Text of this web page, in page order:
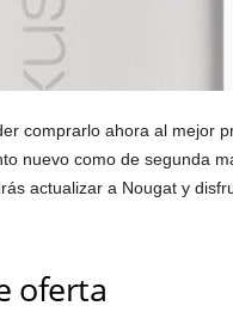
comprarlo ahora al mejor
nuevo como de segunda
actualizar a Nougat y
oferta